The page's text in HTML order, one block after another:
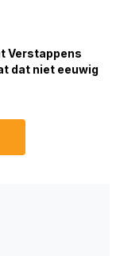
Verstappens
dat niet eeuwig